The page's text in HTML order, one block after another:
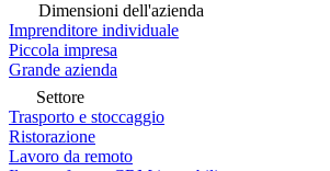
Dimensioni dell'azienda
Imprenditore individuale
Piccola impresa
Grande azienda
Settore
Trasporto e stoccaggio
Ristorazione
Lavoro da remoto